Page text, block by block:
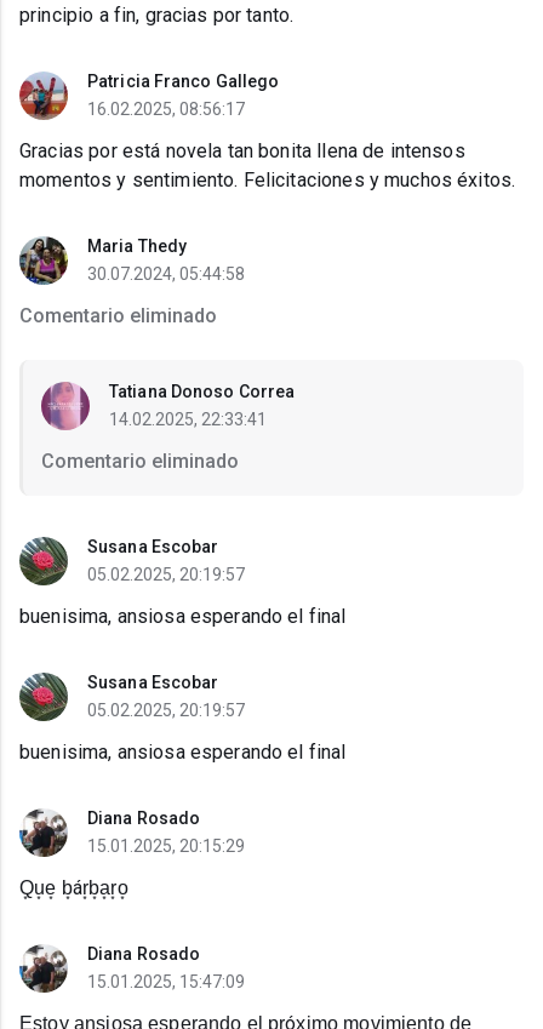
principio a fin, gracias por tanto.
Patricia Franco Gallego
16.02.2025, 08:56:17
Gracias por está novela tan bonita llena de intensos
momentos y sentimiento. Felicitaciones y muchos éxitos.
Maria Thedy
30.07.2024, 05:44:58
Comentario eliminado
Tatiana Donoso Correa
14.02.2025, 22:33:41
Comentario eliminado
Susana Escobar
05.02.2025, 20:19:57
buenisima, ansiosa esperando el final
Susana Escobar
05.02.2025, 20:19:57
buenisima, ansiosa esperando el final
Diana Rosado
15.01.2025, 20:15:29
Q͙u͙e͙ b͙ár͙b͙a͙r͙o͙
Diana Rosado
15.01.2025, 15:47:09
E͙s͙t͙o͙y͙ a͙n͙s͙i͙o͙s͙a͙ e͙s͙p͙e͙r͙a͙n͙d͙o͙ e͙l͙ p͙͙r͙͙óx͙͙i͙͙m͙͙o͙ m͙o͙v͙i͙m͙i͙e͙n͙t͙o͙ d͙e͙